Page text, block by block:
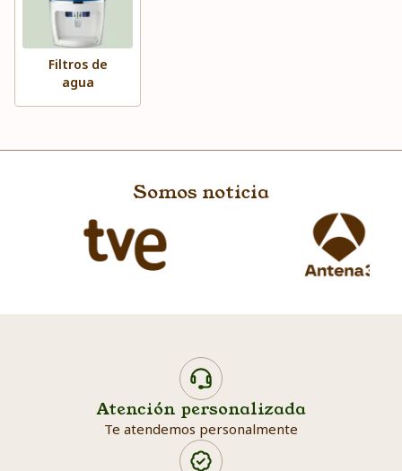
Filtros de
agua
Somos noticia
Atención personalizada
Te atendemos personalmente